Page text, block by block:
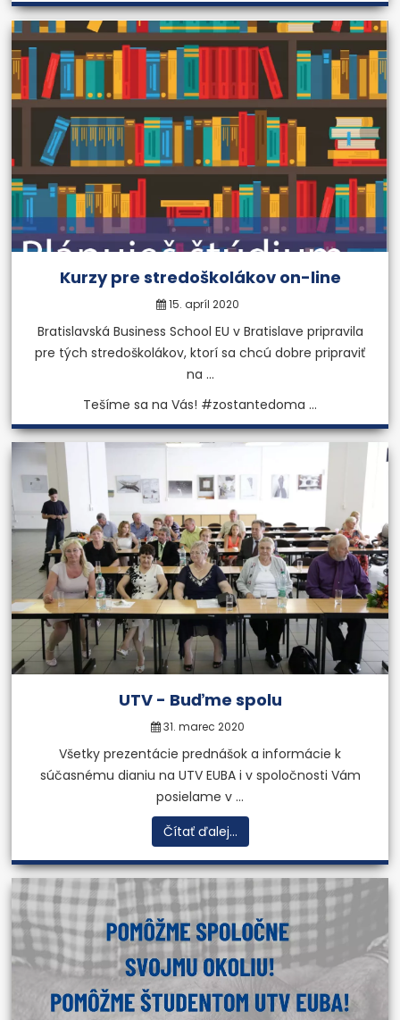
Kurzy pre stredoškolákov on-line
15. apríl 2020
Bratislavská Business School EU v Bratislave pripravila
pre tých stredoškolákov, ktorí sa chcú dobre pripraviť
na ...
Tešíme sa na Vás! #zostantedoma ...
UTV - Buďme spolu
31. marec 2020
Všetky prezentácie prednášok a informácie k
súčasnému dianiu na UTV EUBA i v spoločnosti Vám
posielame v ...
Čítať ďalej...